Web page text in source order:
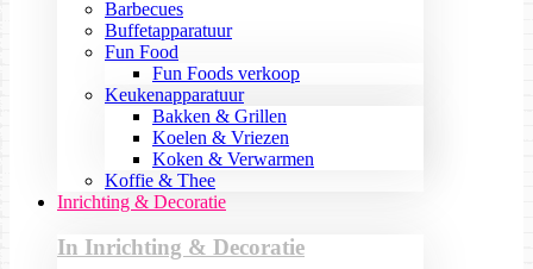
Barbecues
Buffetapparatuur
Fun Food
Fun Foods verkoop
Keukenapparatuur
Bakken & Grillen
Koelen & Vriezen
Koken & Verwarmen
Koffie & Thee
Inrichting & Decoratie
In Inrichting & Decoratie